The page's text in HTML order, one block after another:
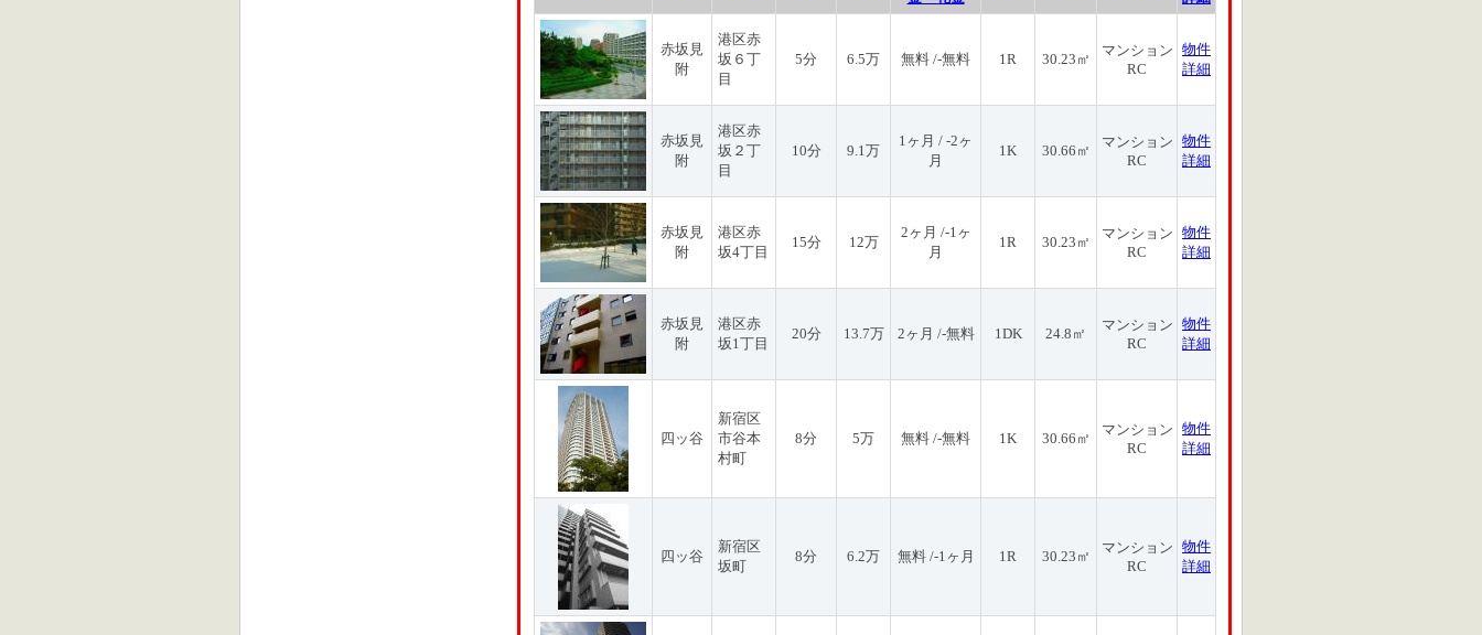
赤坂見
附
港区赤
坂６丁
目
5分 6.5万 無料 /-無料 1R 30.23㎡
マンション
RC
物件
詳細
赤坂見
附
港区赤
坂２丁
目
10分 9.1万
1ヶ月 / -2ヶ
月
1K 30.66㎡
マンション
RC
物件
詳細
赤坂見
附
港区赤
坂4丁目
15分 12万
2ヶ月 /-1ヶ
月
1R 30.23㎡
マンション
RC
物件
詳細
赤坂見
附
港区赤
坂1丁目
20分 13.7万 2ヶ月 /-無料 1DK 24.8㎡
マンション
RC
物件
詳細
四ッ谷
新宿区
市谷本
村町
8分 5万 無料 /-無料 1K 30.66㎡
マンション
RC
物件
詳細
四ッ谷
新宿区
坂町
8分 6.2万 無料 /-1ヶ月 1R 30.23㎡
マンション
RC
物件
詳細